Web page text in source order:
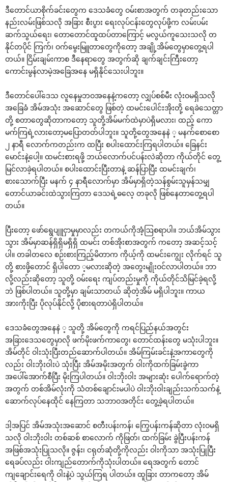
ဒီ‌တောင်ယာစိုက်ခင်း‌တွေက ‌ဒေသခံ‌တွေ ဝမ်းစာအတွက် တခုတည်း‌သော
နည်းလမ်းဖြစ်သလို အခြား စီးပွား ‌ရေးလုပ်ငန်း‌တွေလုပ်ဖို့က လမ်းပမ်း
ဆက်သွယ်‌ရေး၊ ‌တော‌တောင်ထူထပ်တာ‌ကြောင့် မလွယ်ကူ‌သေးသလို တ
နိုင်တပိုင် ကြက်၊ ဝက်‌မွေးမြူတာ‌တွေကို‌တော့ အချို့အိမ်‌တွေမှာ‌တွေ့ရပါ
တယ်။ ငြိမ်းချမ်းကာစ ဒီ‌နေရာ‌တွေ အတွက်ဆို ချက်ချင်းကြီး‌တော့
‌ကောင်းမွန်လာမဲ့အ‌ခြေအ‌နေ မရှိနိုင်‌သေးပါဘူး။
ဒီ‌တောင်‌ပေါ်‌ဒေသ လူ‌နေမှုဘဝအ‌နေနဲ့က‌တော့ လျှပ်စစ်မီး လုံးဝမရှိသလို
အ‌ခြေခံ အိမ်အသုံး အ‌ဆောင်‌တွေ ဖြစ်တဲ့ ထမင်း‌ပေါင်းအိုးတို့ ‌ရေခဲ‌သေတ္တာ
တို့ စတာ‌တွေဆိုတာက‌တော့ သူတို့အိမ်မက်ထဲမှာပဲရှိမလား၊ ထည့် ‌ကော
မက်ကြရဲ့လား‌တော့မ‌ပြောတတ်ပါဘူး။ သူတို့‌တွေအ‌နေနဲ ့ မနက်‌စော‌စော
၂ နာရီ ‌လောက်ကတည်းက ထပြီး စပါး‌ထောင်းကြရပါတယ်။ ‌ခြေနင်း
‌မောင်းနဲ့‌ပေါ့။ ထမင်းစားရဖို့ ဘယ်‌လောက်ပင်ပန်းလဲဆိုတာ ကိုယ်တိုင် ‌တွေ့
မြင်လာခဲ့ရပါတယ်။ စပါး‌ထောင်းပြီးတာနဲ့ ဆန်ပြာပြီး ထမင်းချက်၊
စား‌သောက်ပြီး မနက် ၄ နာရီ‌လောက်မှာ အိမ်မှာရှိတဲ့သန်စွမ်းသူမှန်သမျှ
‌တောင်ယာခင်းထဲသွားကြတာ ‌ဒေသရဲ့ဓ‌လေ့ တခုလို ဖြစ်‌နေတာ‌တွေ့ရပါ
တယ်။
ပြီး‌တော့ ‌ဖော်‌ရွေပျူငှာမှုမှာလည်း တကယ်ကိုအံ့ဩစရာပါ။ ဘယ်အိမ်သွား
သွား အိမ်မှာဆန်ရှိရှိမရှိရှိ ထမင်း တစ်အိုးစာအတွက် က‌တော့ အဆင့်သင့်
ပါ။ တခါတ‌လေ စဉ်းစားကြည့်မိတာက ကိုယ့်ကို ထမင်း‌ကျွေး လိုက်ရင် သူ
တို့ စားဖို့‌တောင် ရှိပါ‌တော ့မလားဆိုတဲ့ အ‌တွေးမျိုးဝင်လာပါတယ်။ ဘာ
လို့လည်းဆို‌တော့ သူတို့ ဝမ်း‌ရေး ကျပ်တည်းမှုကို ကိုယ်တိုင်သိမြင်ခဲ့ရလို့
ဘဲ ဖြစ်ပါတယ်။ သူတို့မှာ ချမ်းသာတယ် ဆိုတဲ့အိမ် မရှိပါဘူး။ ကာယ
အားကိုးပြီး ပိုလုပ်နိုင်လို့ ပိုစားရတာပဲရှိပါတယ်။
‌ဒေသခံ‌တွေအ‌နေနဲ ့ သူတို့ အိမ်‌တွေကို ကရင်ပြည်နယ်အတွင်း
အခြား‌ဒေသ‌တွေမှာလို ဖက်မိုးဖက်ကာ‌တွေ၊ ‌တောင်ထန်း‌တွေ မသုံးပါဘူး။
အိမ်တိုင် ဝါးသုံးပြီးတည်‌ဆောက်ပါတယ်။ အိမ်ကြမ်းခင်းနဲ့အကာ‌တွေကို
လည်း ဝါးဘိုးဝါးပဲ သုံးပြီး အိမ်အမိုးအတွက် ဝါးကိုထက်ခြမ်းခွဲကာ
အ‌ပေါ်‌အောက်စီပြီး မိုးကြပါတယ်။ ဝါးဘိုးဝါး အများဆုံး ‌ပေါက်‌ရောက်တဲ့
အတွက် တစ်အိမ်လုံးကို သံတစ်‌ချောင်းမပါပဲ ဝါးဘိုးဝါးချည်းသက်သက်နဲ့
‌ဆောက်လုပ်‌နေထိုင် ‌နေကြတာ သဘာဝအတိုင်း ‌တွေ့ခဲ့ရပါတယ်။
ဒါ့အပြင် အိမ်အသုံးအ‌ဆောင် စတီးပန်းကန်၊ ‌ကြွေပန်းကန်ဆိုတာ လုံးဝမရှိ
သလို ဝါးဘိုးဝါး တစ်ဆစ် စာ‌လောက် ကိုဖြတ်၊ ထက်ခြမ်း ခွဲပြီးပန်းကန်
အဖြစ်အသုံးပြုသလို။ ဇွန်း၊ ငရုတ်ဆုံတို့ကိုလည်း ဝါးကိုသာ အသုံးပြုပြီး
‌ရေခပ်လည်း ဝါးကျည်‌တောက်ကိုသုံးပါတယ်။ ‌ရေအတွက် ‌တောင်
ကျ‌ချောင်း‌ရေကို ဝါးနဲ့ပဲ သွယ်ကြရ ပါတယ်။ ထူခြား တာက‌တော့ အိမ်